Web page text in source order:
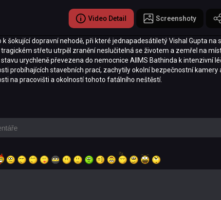
Video Detail Screenshoty
šokující dopravní nehodě, při které jednapadesátiletý Vishal Gupta na
střetu utrpěl zranění neslučitelná se životem a zemřel na
urychleně převezena do nemocnice AIIMS Bathinda k intenzivní
probíhajících stavebních prací, zachytily okolní bezpečnostní kamery
na pracovišti a okolností tohoto fatálního neštěstí.